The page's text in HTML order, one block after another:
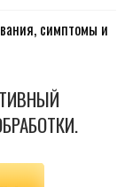
симптомы и